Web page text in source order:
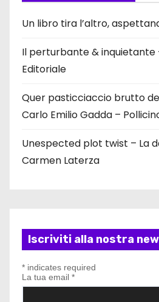
Un libro tira l’altro,
Il perturbante & inquietante
Editoriale
Quer pasticciaccio brutto
Carlo Emilio Gadda –
Unespected plot twist – La
Carmen Laterza
Iscriviti alla nostra
* indicates required
La tua email *